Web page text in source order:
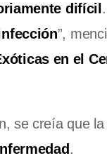
difícil
”,
en el
se creía que
.